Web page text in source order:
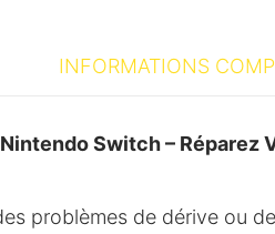
INFORMATIONS
Switch – Réparez
problèmes de dérive ou